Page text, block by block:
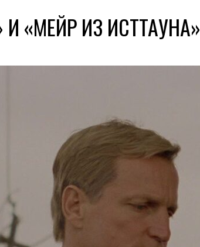
«МЕЙР ИЗ ИСТТАУНА»